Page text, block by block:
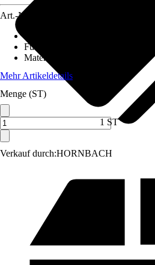
Verkauf durch:HORNBACH
Art.-Nr.
Funktionen
Material
Mehr Artikeldetails
Menge (ST)
1 ST